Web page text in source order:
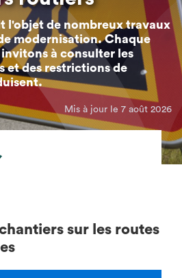
l'objet de nombreux travaux
modernisation. Chaque
à consulter les
et des restrictions de
Mis à jour le 7 août 2026
sur les routes